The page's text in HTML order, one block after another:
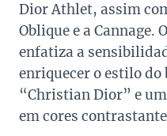
Dior Athlet, assim
Oblique e a Cannage.
enfatiza a
enriquecer o estilo
“Christian Dior” e
em cores